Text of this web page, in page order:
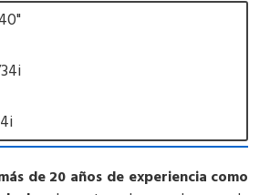
de 20 años de experiencia como